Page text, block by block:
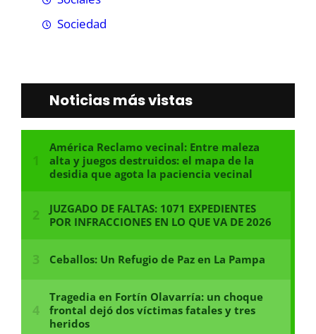
Sociedad
Noticias más vistas